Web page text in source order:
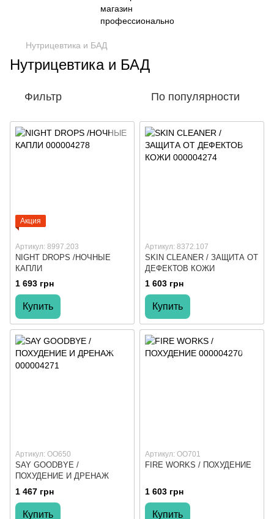
Нутрицевтика и БАД
Нутрицевтика и БАД
Фильтр По популярности
Акция
Артикул: 8997.203
NIGHT DROPS /НОЧНЫЕ
КАПЛИ
1 693 грн
Купить
Артикул: 8372.107
SKIN CLEANER / ЗАЩИТА ОТ
ДЕФЕКТОВ КОЖИ
1 603 грн
Купить
Артикул: ОО650
SAY GOODBYE /
ПОХУДЕНИЕ И ДРЕНАЖ
1 467 грн
Купить
Артикул: ОО701
FIRE WORKS / ПОХУДЕНИЕ
1 603 грн
Купить